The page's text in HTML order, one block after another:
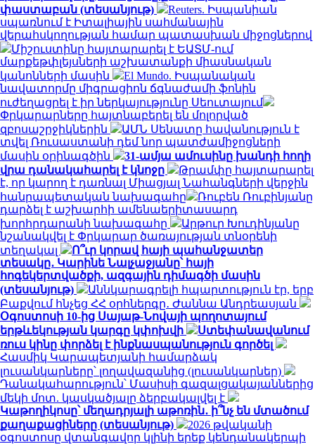
փաստաբան (տեսանյութ)
Reuters. Իսպանիան
սպառնում է Իտալիային սահմանային
վերահսկողության համար պատասխան միջոցներով
Միշուստինը հայտարարել է ԵԱՏՄ-ում
մարքեթփլեյսների աշխատանքի միասնական
կանոնների մասին
El Mundo. Իսպանական
նավատորմը միգրացիոն ճգնաժամի ֆոնին
ուժեղացրել է իր ներկայությունը Սեուտայում
Փրկարարները հայտնաբերել են մոլորված
զբոսաշրջիկներին
ԱՄՆ Սենատը հավանություն է
տվել Ռուսաստանի դեմ նոր պատժամիջոցների
մասին օրինագծին
31-ամյա ամուսինը խանդի հողի
վրա դանակահարել է կնոջը
Թրամփը հայտարարել
է, որ կարող է դառնալ Միացյալ Նահանգների վերջին
հանրապետական ​​նախագահը
Ռուբեն Ռուբինյանը
դարձել է աշխարհի ամենաերիտասարդ
խորհրդարանի նախագահը
Արթուր Խուդինյանը
նշանակվել է Փրկարար ծառայության տնօրենի
տեղակալ
Ո՞ւր կորավ հայի պահանջատեր
տեսակը․ Կարինե Նալչաջյանը՝ հայի
հոգեկերտվածքի, ազգային դիմագծի մասին
(տեսանյութ)
Աննկարագրելի հպարտություն էր, երբ
Բաքվում հնչեց ՀՀ օրհներգը․ Ժաննա Անդրեասյան
Օգոստոսի 10-ից Սայաթ-Նովայի պողոտայում
երթևեկության կարգը կփոխվի
Ստեփանավանում
ռուս կինը փորձել է ինքնասպանություն գործել
Հասմիկ Կարապետյանի համարձակ
լուսանկարները՝ լողավազանից (լուսանկարներ)
Դանակահարություն՝ Մասիսի գազալցակայաններից
մեկի մոտ. կասկածյալը ձերբակալվել է
Կաթողիկոսը՝ մեղադրյալի աթոռին․ ի՞նչ են մտածում
քաղաքացիները (տեսանյութ)
2026 թվականի
օգոստոսը վտանգավոր կլինի երեք կենդանակերպի